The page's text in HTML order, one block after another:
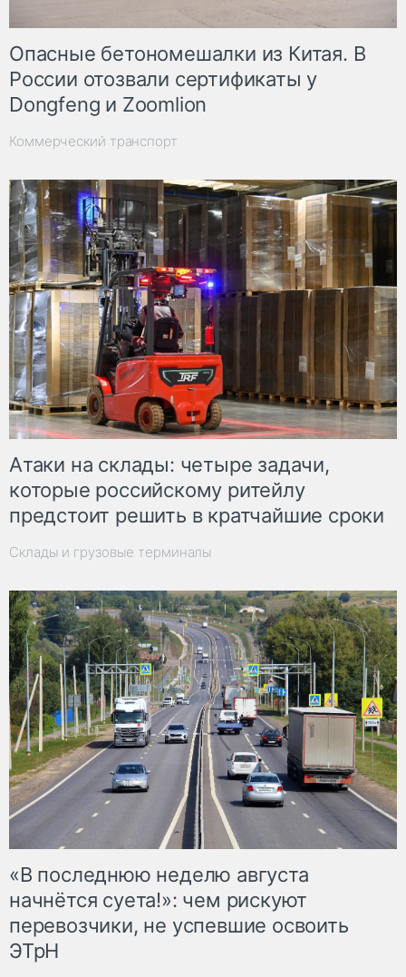
Опасные бетономешалки из Китая. В
России отозвали сертификаты у
Dongfeng и Zoomlion
Коммерческий транспорт
Атаки на склады: четыре задачи,
которые российскому ритейлу
предстоит решить в кратчайшие сроки
Склады и грузовые терминалы
«В последнюю неделю августа
начнётся суета!»: чем рискуют
перевозчики, не успевшие освоить
ЭТрН